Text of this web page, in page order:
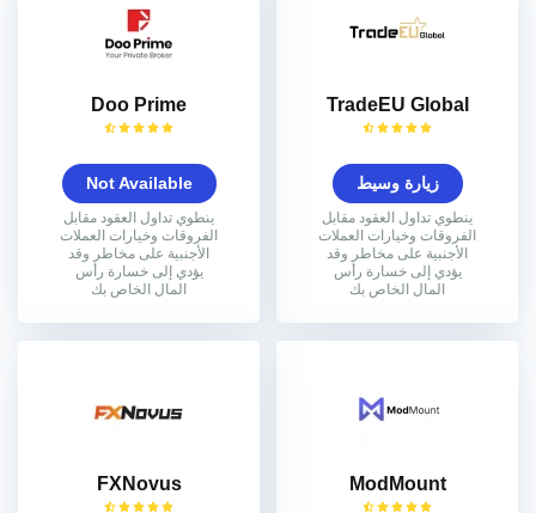
TradeEU Global
زيارة وسيط
ينطوي تداول العقود مقابل
الفروقات وخيارات العملات
الأجنبية على مخاطر وقد
يؤدي إلى خسارة رأس
المال الخاص بك
Doo Prime
Not Available
ينطوي تداول العقود مقابل
الفروقات وخيارات العملات
الأجنبية على مخاطر وقد
يؤدي إلى خسارة رأس
المال الخاص بك
ModMount
FXNovus